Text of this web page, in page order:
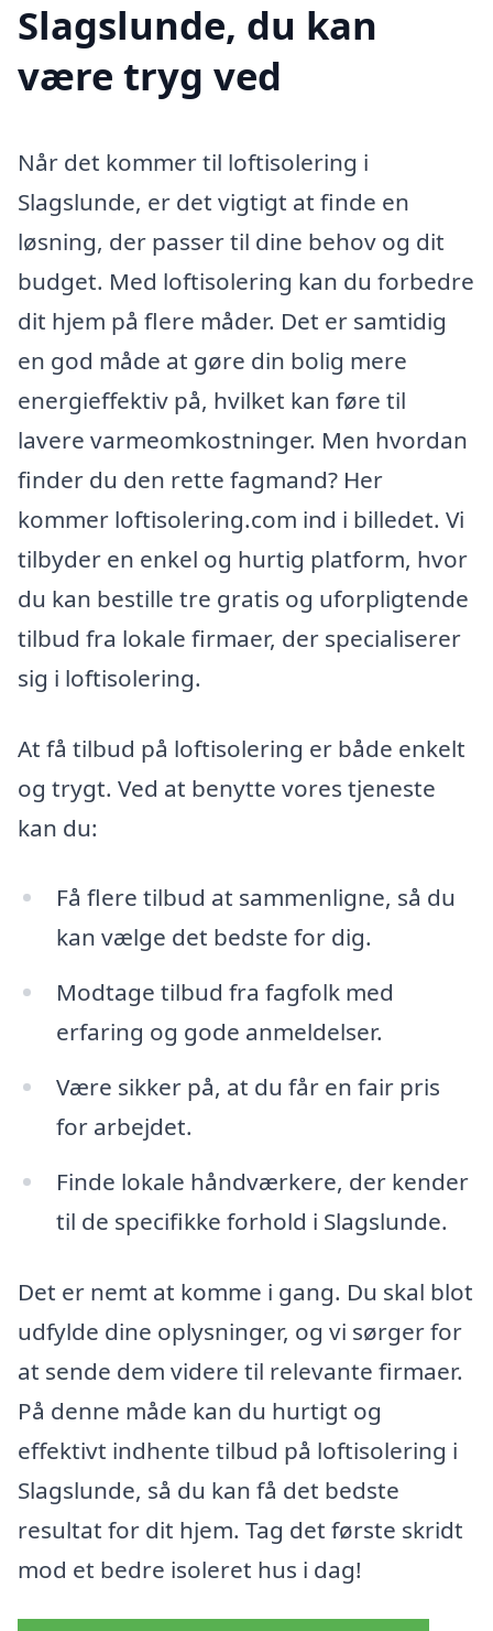
Slagslunde, du kan
være tryg ved
Når det kommer til loftisolering i
Slagslunde, er det vigtigt at finde en
løsning, der passer til dine behov og dit
budget. Med loftisolering kan du forbedre
dit hjem på flere måder. Det er samtidig
en god måde at gøre din bolig mere
energieffektiv på, hvilket kan føre til
lavere varmeomkostninger. Men hvordan
finder du den rette fagmand? Her
kommer loftisolering.com ind i billedet. Vi
tilbyder en enkel og hurtig platform, hvor
du kan bestille tre gratis og uforpligtende
tilbud fra lokale firmaer, der specialiserer
sig i loftisolering.
At få tilbud på loftisolering er både enkelt
og trygt. Ved at benytte vores tjeneste
kan du:
Få flere tilbud at sammenligne, så du
kan vælge det bedste for dig.
Modtage tilbud fra fagfolk med
erfaring og gode anmeldelser.
Være sikker på, at du får en fair pris
for arbejdet.
Finde lokale håndværkere, der kender
til de specifikke forhold i Slagslunde.
Det er nemt at komme i gang. Du skal blot
udfylde dine oplysninger, og vi sørger for
at sende dem videre til relevante firmaer.
På denne måde kan du hurtigt og
effektivt indhente tilbud på loftisolering i
Slagslunde, så du kan få det bedste
resultat for dit hjem. Tag det første skridt
mod et bedre isoleret hus i dag!